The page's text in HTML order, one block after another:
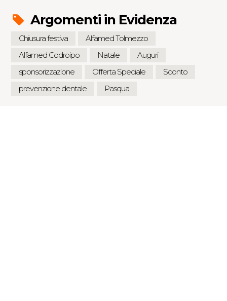
Argomenti in Evidenza
Chiusura festiva
Alfamed Tolmezzo
Alfamed Codroipo
Natale
Auguri
sponsorizzazione
Offerta Speciale
Sconto
prevenzione dentale
Pasqua